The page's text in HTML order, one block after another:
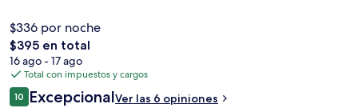
$336 por noche
El
precio
total
es
de
$395 en total
16 ago - 17 ago
Total con impuestos y cargos
Opiniones
1010 de 10,
ExcepcionalVer las 6 opiniones